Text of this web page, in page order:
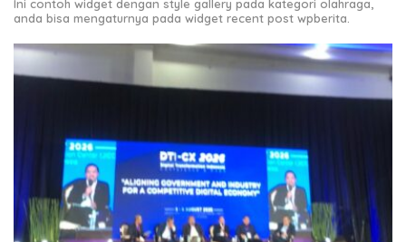
Ini contoh widget dengan style gallery pada kategori olahraga,
anda bisa mengaturnya pada widget recent post wpberita.